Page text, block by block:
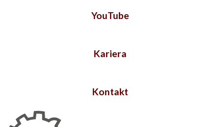
YouTube
Kariera
Kontakt